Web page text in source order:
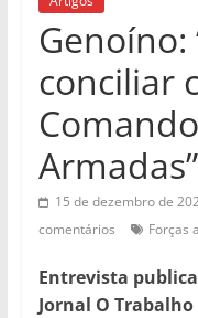
Genoíno:
conciliar
Armadas”
15 de dezembro de
comentários
Forças
Entrevista
Jornal O Trabalho